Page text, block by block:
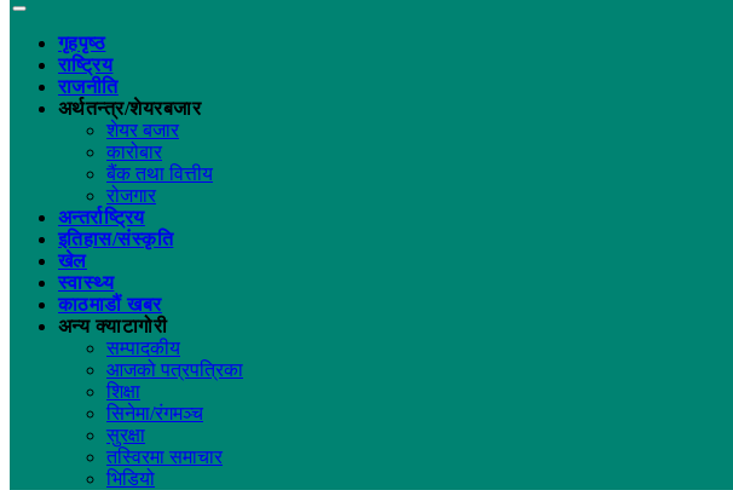
गृहपृष्ठ
राष्ट्रिय
राजनीति
अर्थतन्त्र/शेयरबजार
शेयर बजार
कारोबार
बैंक तथा वित्तीय
रोजगार
अन्तर्राष्ट्रिय
इतिहास/संस्कृति
खेल
स्वास्थ्य
काठमाडौं खबर
अन्य क्याटागोरी
सम्पादकीय
आजको पत्रपत्रिका
शिक्षा
सिनेमा/रंगमञ्च
सुरक्षा
तस्विरमा समाचार
भिडियो